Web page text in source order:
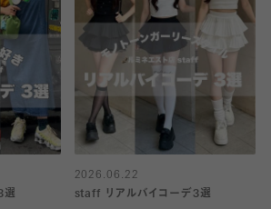
選
2026.06.22
staff リアルバイコーデ3選